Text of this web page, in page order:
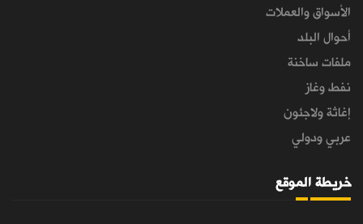
الأسواق والعملات
أحوال البلد
ملفات ساخنة
نفط وغاز
إغاثة ولاجئون
عربي ودولي
خريطة الموقع